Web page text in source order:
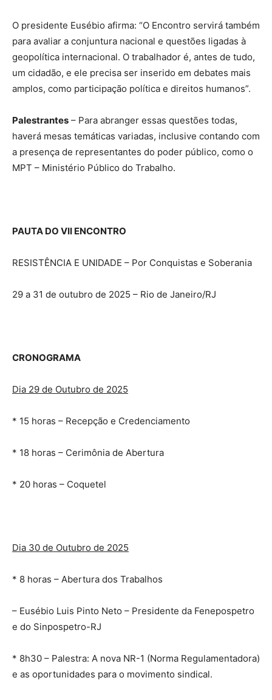
O presidente Eusébio afirma: “O Encontro servirá também
para avaliar a conjuntura nacional e questões ligadas à
geopolítica internacional. O trabalhador é, antes de tudo,
um cidadão, e ele precisa ser inserido em debates mais
amplos, como participação política e direitos humanos”.
Palestrantes – Para abranger essas questões todas,
haverá mesas temáticas variadas, inclusive contando com
a presença de representantes do poder público, como o
MPT – Ministério Público do Trabalho.
PAUTA DO VII ENCONTRO
RESISTÊNCIA E UNIDADE – Por Conquistas e Soberania
29 a 31 de outubro de 2025 – Rio de Janeiro/RJ
CRONOGRAMA
Dia 29 de Outubro de 2025
* 15 horas – Recepção e Credenciamento
* 18 horas – Cerimônia de Abertura
* 20 horas – Coquetel
Dia 30 de Outubro de 2025
* 8 horas – Abertura dos Trabalhos
– Eusébio Luis Pinto Neto – Presidente da Fenepospetro
e do Sinpospetro-RJ
* 8h30 – Palestra: A nova NR-1 (Norma Regulamentadora)
e as oportunidades para o movimento sindical.